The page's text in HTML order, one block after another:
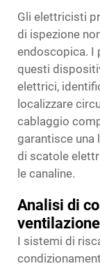
Gli elettricisti
di ispezione
endoscopica. I
questi
elettrici,
localizzare
cablaggio
garantisce una
di scatole
le canaline.
Analisi di
ventilazione
I sistemi di